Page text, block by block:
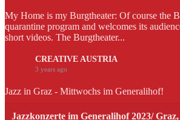
My Home is my Burgtheater: Of course the
quarantine program and welcomes its
short videos. The Burgtheater...
CREATIVE AUSTRIA
3 years ago
Jazz in Graz - Mittwochs im Generalihof!
Jazzkonzerte im Generalihof 2023/